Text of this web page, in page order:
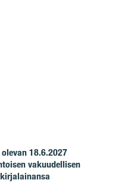
18.6.2027
vakuudellisen